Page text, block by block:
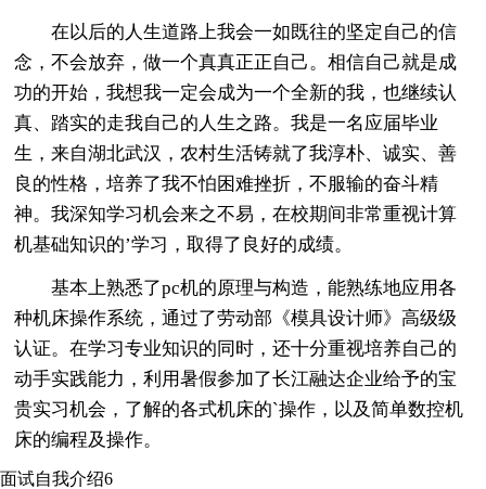
在以后的人生道路上我会一如既往的坚定自己的信
念，不会放弃，做一个真真正正自己。相信自己就是成
功的开始，我想我一定会成为一个全新的我，也继续认
真、踏实的走我自己的人生之路。我是一名应届毕业
生，来自湖北武汉，农村生活铸就了我淳朴、诚实、善
良的性格，培养了我不怕困难挫折，不服输的奋斗精
神。我深知学习机会来之不易，在校期间非常重视计算
机基础知识的’学习，取得了良好的成绩。
基本上熟悉了pc机的原理与构造，能熟练地应用各
种机床操作系统，通过了劳动部《模具设计师》高级级
认证。在学习专业知识的同时，还十分重视培养自己的
动手实践能力，利用暑假参加了长江融达企业给予的宝
贵实习机会，了解的各式机床的`操作，以及简单数控机
床的编程及操作。
面试自我介绍6